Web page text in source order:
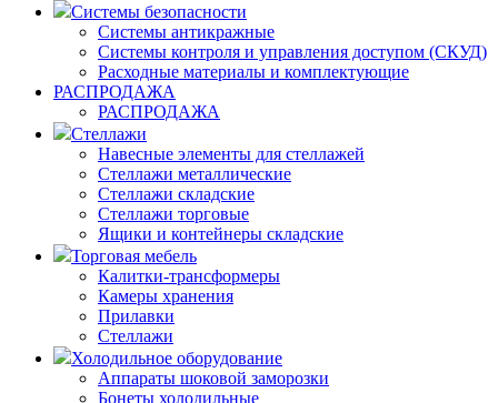
Системы безопасности
Системы антикражные
Системы контроля и управления доступом (СКУД)
Расходные материалы и комплектующие
РАСПРОДАЖА
РАСПРОДАЖА
Стеллажи
Навесные элементы для стеллажей
Стеллажи металлические
Стеллажи складские
Стеллажи торговые
Ящики и контейнеры складские
Торговая мебель
Калитки-трансформеры
Камеры хранения
Прилавки
Стеллажи
Холодильное оборудование
Аппараты шоковой заморозки
Бонеты холодильные